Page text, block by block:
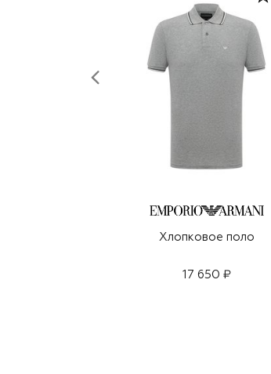
Хлопковое поло
17 650 ₽